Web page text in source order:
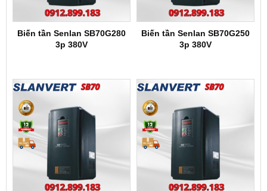
Biến tần Senlan SB70G280
3p 380V
Biến tần Senlan SB70G250
3p 380V